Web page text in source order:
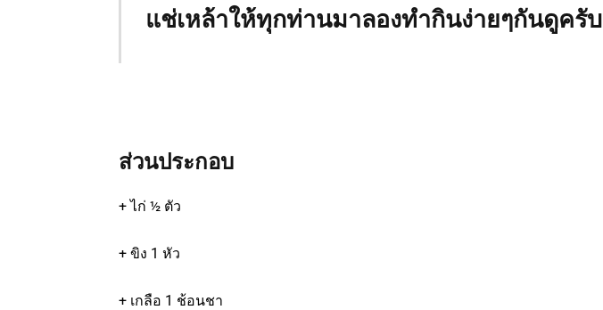
แช่เหล้าให้ทุกท่านมาลองทำกินง่ายๆกันดูครับ
ส่วนประกอบ
+ ไก่ ½ ตัว
+ ขิง 1 หัว
+ เกลือ 1 ช้อนชา